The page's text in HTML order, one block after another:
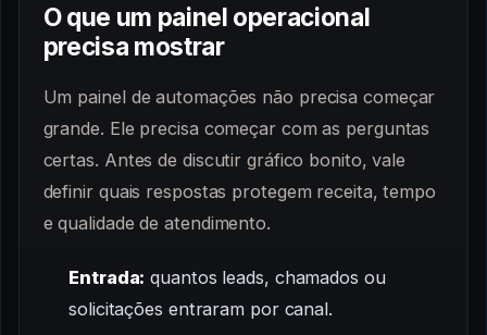
O que um painel operacional
precisa mostrar
Um painel de automações não precisa começar
grande. Ele precisa começar com as perguntas
certas. Antes de discutir gráfico bonito, vale
definir quais respostas protegem receita, tempo
e qualidade de atendimento.
Entrada: quantos leads, chamados ou
solicitações entraram por canal.